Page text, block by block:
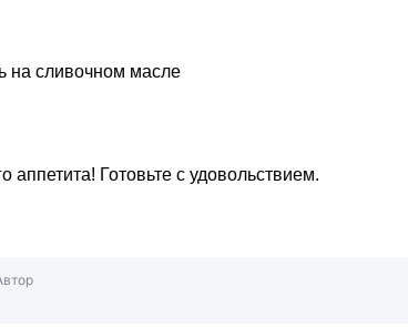
на сливочном масле
аппетита! Готовьте с удовольствием.